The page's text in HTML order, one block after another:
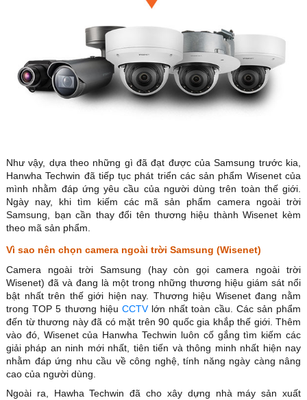
Như vậy, dựa theo những gì đã đạt được của Samsung trước kia,
Hanwha Techwin đã tiếp tục phát triển các sản phẩm Wisenet của
mình nhằm đáp ứng yêu cầu của người dùng trên toàn thế giới.
Ngày nay, khi tìm kiếm các mã sản phẩm camera ngoài trời
Samsung, bạn cần thay đổi tên thương hiệu thành Wisenet kèm
theo mã sản phẩm.
Vì sao nên chọn camera ngoài trời Samsung (Wisenet)
Camera ngoài trời Samsung (hay còn gọi camera ngoài trời
Wisenet) đã và đang là một trong những thương hiệu giám sát nổi
bật nhất trên thế giới hiện nay. Thương hiệu Wisenet đang nằm
trong TOP 5 thương hiệu CCTVlớn nhất toàn cầu. Các sản phẩm
đến từ thương này đã có mặt trên 90 quốc gia khắp thế giới. Thêm
vào đó, Wisenet của Hanwha Techwin luôn cố gắng tìm kiếm các
giải pháp an ninh mới nhất, tiên tiến và thông minh nhất hiện nay
nhằm đáp ứng nhu cầu về công nghệ, tính năng ngày càng nâng
cao của người dùng.
Ngoài ra, Hawha Techwin đã cho xây dựng nhà máy sản xuất